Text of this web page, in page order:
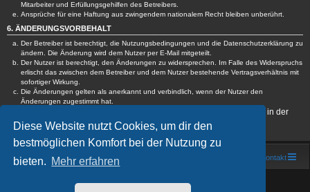
Diese Website nutzt Cookies, um dir den
bestmöglichen Komfort bei der Nutzung zu
bieten. Mehr erfahren
Mitarbeiter und Erfüllungsgehilfen des Betreibers.
Ansprüche für eine Haftung aus zwingendem nationalem Recht bleiben unberührt.
6. ÄNDERUNGSVORBEHALT
Der Betreiber ist berechtigt, die Nutzungsbedingungen und die Datenschutzerklärung zu
ändern. Die Änderung wird dem Nutzer per E-Mail mitgeteilt.
Der Nutzer ist berechtigt, den Änderungen zu widersprechen. Im Falle des Widerspruchs
erlischt das zwischen dem Betreiber und dem Nutzer bestehende Vertragsverhältnis mit
sofortiger Wirkung.
Die Änderungen gelten als anerkannt und verbindlich, wenn der Nutzer den
Änderungen zugestimmt hat.
Informationen über den Umgang mit deinen persönlichen Daten sind in der
Datenschutzerklärung enthalten.
Foren-Übersicht Kontakt